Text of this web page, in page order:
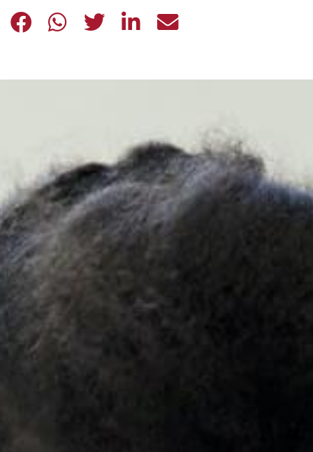
GIORNATA DEL RIFUGIATO 2021:
GIORNATA DEL RIFUGIATO
GIORNATA DEL
GIORNATA DEL
GIORNATA DEL